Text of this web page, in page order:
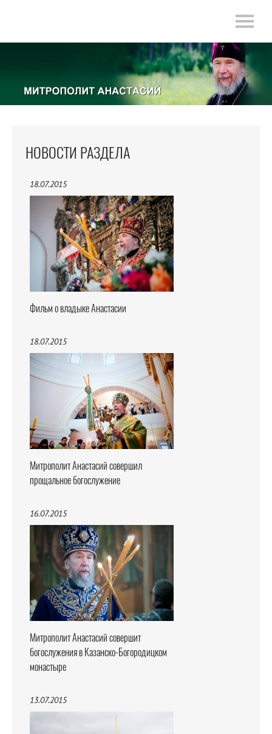
НОВОСТИ РАЗДЕЛА
18.07.2015
Фильм о владыке Анастасии
18.07.2015
Митрополит Анастасий совершил
прощальное богослужение
16.07.2015
Митрополит Анастасий совершит
богослужения в Казанско-Богородицком
монастыре
13.07.2015